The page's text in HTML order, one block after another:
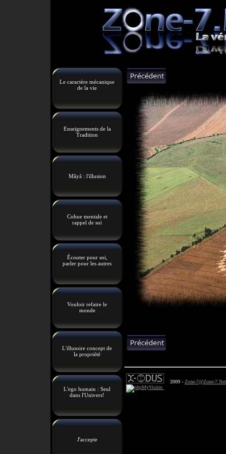
Le caractère mécanique
de la vie
Enseignements de la
Tradition
Mâyâ : l'illusion
Cohue mentale et
rappel de soi
Écouter pour soi,
parler pour les autres
Vouloir refaire le
monde
L'illusoire concept de
la propriété
L'ego humain : Seul
dans l'Univers!
J'accepte
2009 - Zone-7@Zone-7.Net